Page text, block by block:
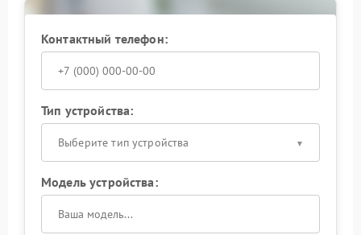
Контактный телефон:
Тип устройства:
Выберите тип устройства
Модель устройства: